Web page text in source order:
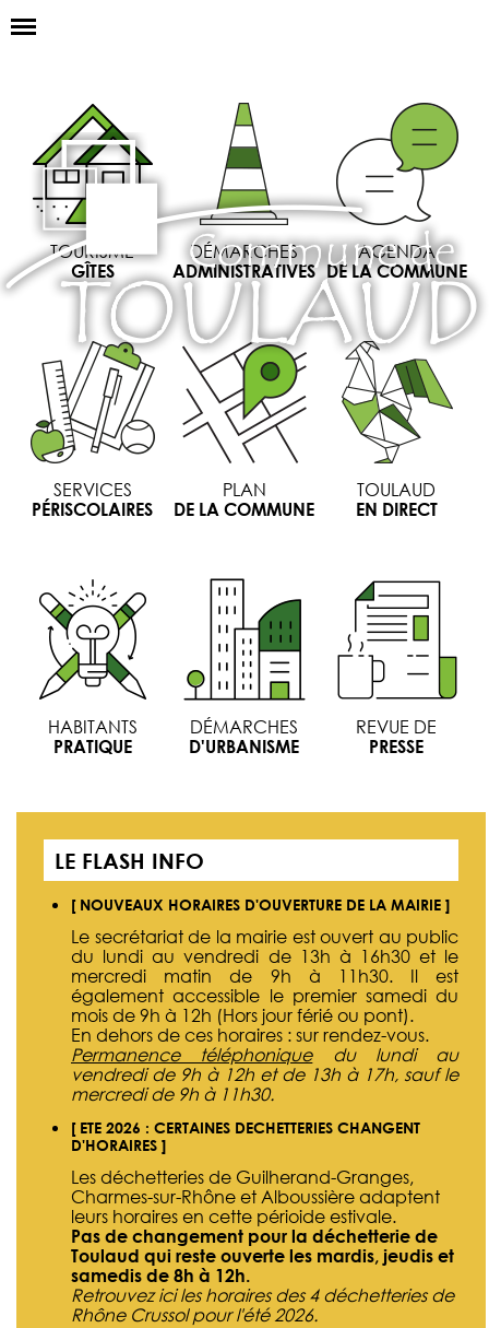
Basculer
NOS SERVICES
LA VIE LOCALE
VOS DÉMARCHES
CONTACT
TOURISME
GÎTES
DÉMARCHES
ADMINISTRATIVES
AGENDA
DE LA COMMUNE
SERVICES
PÉRISCOLAIRES
PLAN
DE LA COMMUNE
TOULAUD
EN DIRECT
HABITANTS
PRATIQUE
DÉMARCHES
D'URBANISME
REVUE DE
PRESSE
LE FLASH INFO
[ NOUVEAUX HORAIRES D'OUVERTURE DE LA MAIRIE ]
Le secrétariat de la mairie est ouvert au public
du lundi au vendredi de 13h à 16h30 et le
mercredi matin de 9h à 11h30. Il est
également accessible le premier samedi du
mois de 9h à 12h (Hors jour férié ou pont).
En dehors de ces horaires : sur rendez-vous.
Permanence téléphoniquedu lundi au
vendredi de 9h à 12h et de 13h à 17h, sauf le
mercredi de 9h à 11h30.
[ ETE 2026 : CERTAINES DECHETTERIES CHANGENT
D'HORAIRES ]
Les déchetteries de Guilherand-Granges,
Charmes-sur-Rhône et Alboussière adaptent
leurs horaires en cette périoide estivale.
Pas de changement pour la déchetterie de
Toulaud qui reste ouverte les mardis, jeudis et
samedis de 8h à 12h.
Retrouvez ici les horaires des 4 déchetteries de
Rhône Crussol pour l'été 2026.